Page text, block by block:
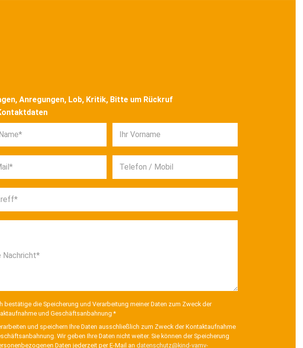
Anregungen, Lob, Kritik, Bitte um Rückruf
Ihr Vorname
Telefon / Mobil
Nachricht*
bestätige die Speicherung und Verarbeitung meiner Daten zum Zweck der
und Geschäftsanbahnung *
und speichern Ihre Daten ausschließlich zum Zweck der Kontaktaufnahme
Wir geben Ihre Daten nicht weiter. Sie können der Speicherung
Daten jederzeit per E-Mail an datenschutz@kind-vamv-